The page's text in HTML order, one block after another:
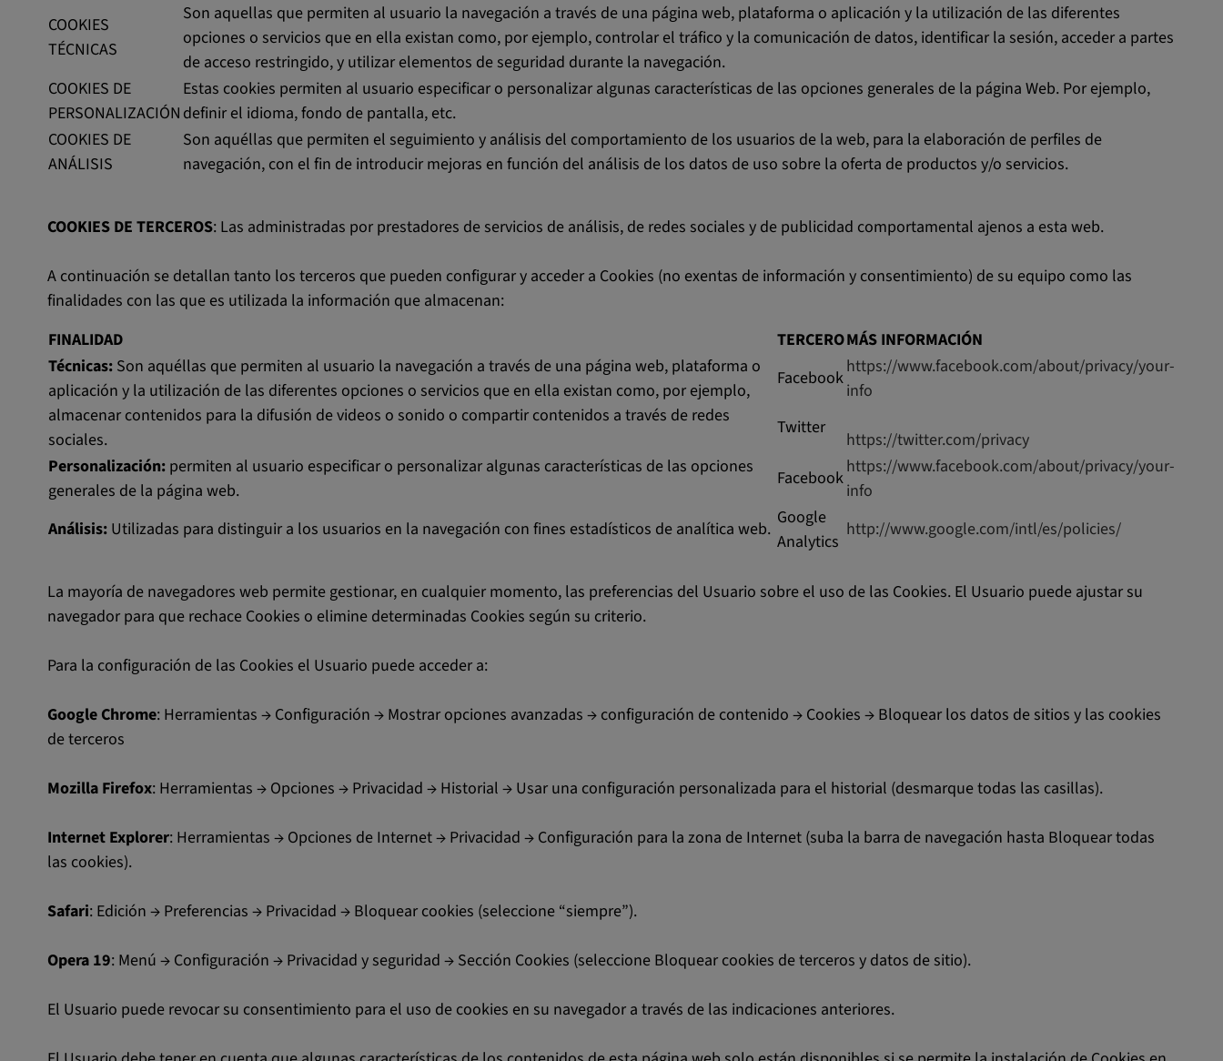
COOKIES
TÉCNICAS
Son aquellas que permiten al usuario la navegación a través de una página web, plataforma o aplicación y la utilización de las diferentes
opciones o servicios que en ella existan como, por ejemplo, controlar el tráfico y la comunicación de datos, identificar la sesión, acceder a partes
de acceso restringido, y utilizar elementos de seguridad durante la navegación.
COOKIES DE
PERSONALIZACIÓN
Estas cookies permiten al usuario especificar o personalizar algunas características de las opciones generales de la página Web. Por ejemplo,
definir el idioma, fondo de pantalla, etc.
COOKIES DE
ANÁLISIS
Son aquéllas que permiten el seguimiento y análisis del comportamiento de los usuarios de la web, para la elaboración de perfiles de
navegación, con el fin de introducir mejoras en función del análisis de los datos de uso sobre la oferta de productos y/o servicios.
COOKIES DE TERCEROS: Las administradas por prestadores de servicios de análisis, de redes sociales y de publicidad comportamental ajenos a esta web.
A continuación se detallan tanto los terceros que pueden configurar y acceder a Cookies (no exentas de información y consentimiento) de su equipo como las
finalidades con las que es utilizada la información que almacenan:
FINALIDAD
TERCEROMÁS INFORMACIÓN
Técnicas: Son aquéllas que permiten al usuario la navegación a través de una página web, plataforma o
aplicación y la utilización de las diferentes opciones o servicios que en ella existan como, por ejemplo,
almacenar contenidos para la difusión de videos o sonido o compartir contenidos a través de redes
sociales.
Facebook
Twitter
https://www.facebook.com/about/privacy/your-
info
https://twitter.com/privacy
Personalización: permiten al usuario especificar o personalizar algunas características de las opciones
generales de la página web.
Facebook
https://www.facebook.com/about/privacy/your-
info
Análisis: Utilizadas para distinguir a los usuarios en la navegación con fines estadísticos de analítica web.
Google
Analytics
http://www.google.com/intl/es/policies/
La mayoría de navegadores web permite gestionar, en cualquier momento, las preferencias del Usuario sobre el uso de las Cookies. El Usuario puede ajustar su
navegador para que rechace Cookies o elimine determinadas Cookies según su criterio.
Para la configuración de las Cookies el Usuario puede acceder a:
Google Chrome: Herramientas → Configuración → Mostrar opciones avanzadas → configuración de contenido → Cookies → Bloquear los datos de sitios y las cookies
de terceros
Mozilla Firefox: Herramientas → Opciones → Privacidad → Historial → Usar una configuración personalizada para el historial (desmarque todas las casillas).
Internet Explorer: Herramientas → Opciones de Internet → Privacidad → Configuración para la zona de Internet (suba la barra de navegación hasta Bloquear todas
las cookies).
Safari: Edición → Preferencias → Privacidad → Bloquear cookies (seleccione “siempre”).
Opera 19: Menú → Configuración → Privacidad y seguridad → Sección Cookies (seleccione Bloquear cookies de terceros y datos de sitio).
El Usuario puede revocar su consentimiento para el uso de cookies en su navegador a través de las indicaciones anteriores.